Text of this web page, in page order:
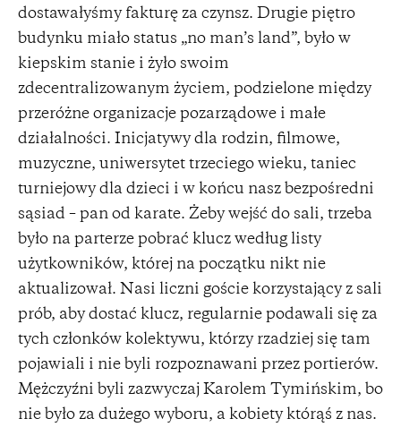
dostawałyśmy fakturę za czynsz. Drugie piętro
budynku miało status „no man’s land”, było w
kiepskim stanie i żyło swoim
zdecentralizowanym życiem, podzielone między
przeróżne organizacje pozarządowe i małe
działalności. Inicjatywy dla rodzin, filmowe,
muzyczne, uniwersytet trzeciego wieku, taniec
turniejowy dla dzieci i w końcu nasz bezpośredni
sąsiad – pan od karate. Żeby wejść do sali, trzeba
było na parterze pobrać klucz według listy
użytkowników, której na początku nikt nie
aktualizował. Nasi liczni goście korzystający z sali
prób, aby dostać klucz, regularnie podawali się za
tych członków kolektywu, którzy rzadziej się tam
pojawiali i nie byli rozpoznawani przez portierów.
Mężczyźni byli zazwyczaj Karolem Tymińskim, bo
nie było za dużego wyboru, a kobiety którąś z nas.